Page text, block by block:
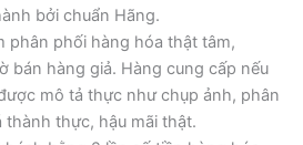
bởi chuẩn Hãng.
phân phối hàng hóa thật tâm,
bán hàng giả. Hàng cung cấp nếu
mô tả thực như chụp ảnh, phân
thành thực, hậu mãi thật.